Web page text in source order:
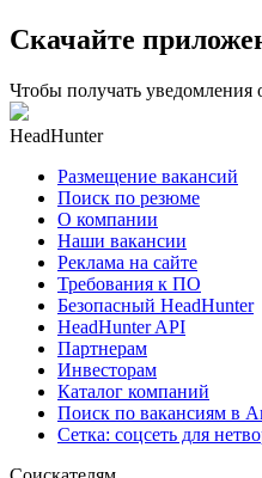
Скачайте
Чтобы получать
HeadHunter
Размещение вакансий
Поиск по резюме
О компании
Наши вакансии
Реклама на сайте
Требования к ПО
Безопасный HeadHunter
HeadHunter API
Партнерам
Инвесторам
Каталог компаний
Поиск по вакансиям в
Сетка: соцсеть для